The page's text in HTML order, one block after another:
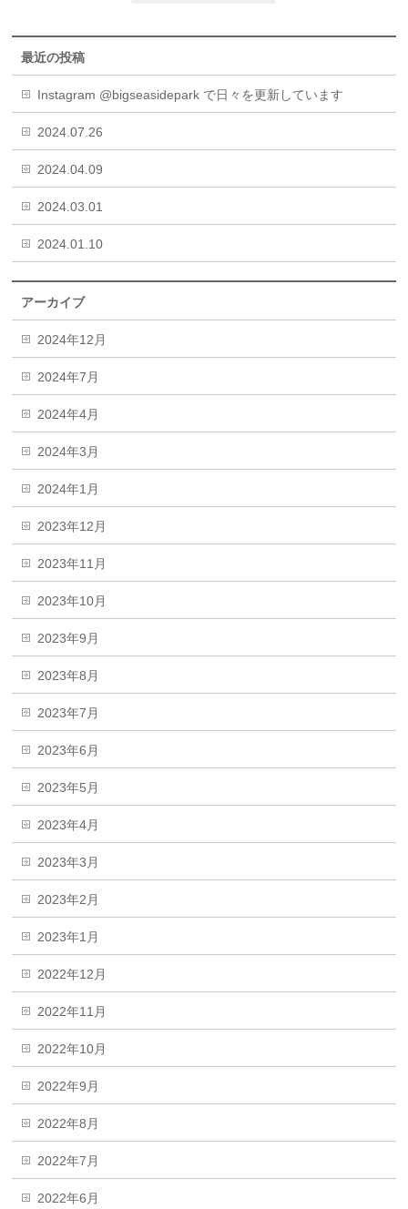
最近の投稿
Instagram @bigseasidepark で日々を更新しています
2024.07.26
2024.04.09
2024.03.01
2024.01.10
アーカイブ
2024年12月
2024年7月
2024年4月
2024年3月
2024年1月
2023年12月
2023年11月
2023年10月
2023年9月
2023年8月
2023年7月
2023年6月
2023年5月
2023年4月
2023年3月
2023年2月
2023年1月
2022年12月
2022年11月
2022年10月
2022年9月
2022年8月
2022年7月
2022年6月